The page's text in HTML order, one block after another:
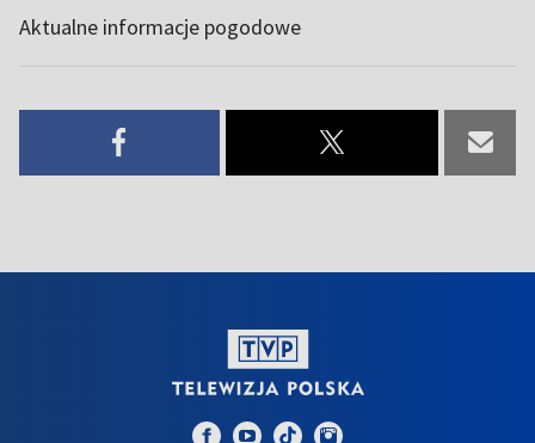
Aktualne informacje pogodowe